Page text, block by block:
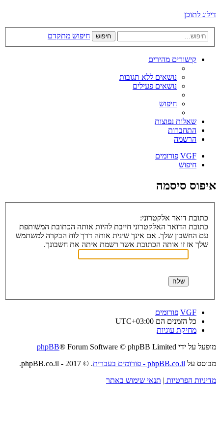
דילוג לתוכן
חיפוש חיפוש מתקדם
קישורים מהירים
נושאים ללא תגובות
נושאים פעילים
חיפוש
שאלות נפוצות
התחברות
הרשמה
VGF פורומים
חיפוש
איפוס סיסמה
כתובת דואר אלקטרוני:
כתובת הדואר האלקטרוני חייבת להיות אותה הכתובת המשותפת
עם החשבון שלך. אם אינך שינית אותה דרך לוח הבקרה למשתמש
שלך אז זו אותה הכתובת אשר רשמת איתה את חשבונך.
VGF פורומים
כל הזמנים הם UTC+03:00
מחיקת עוגיות
מופעל על ידי
phpBB® Forum Software © phpBB Limited
מבוסס על phpBB.co.il - פורומים בעברית
. © 2017 - phpBB.co.il.
מדיניות הפרטיות | תנאי שימוש באתר